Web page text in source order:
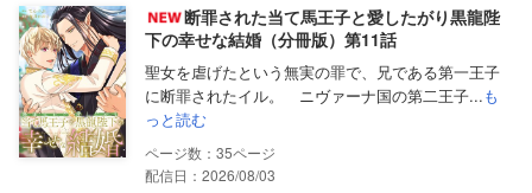
断罪された当て馬王子と愛したがり黒龍陛
下の幸せな結婚（分冊版）第11話
聖女を虐げたという無実の罪で、兄である第一王子
に断罪されたイル。 ニヴァーナ国の第二王子...も
っと読む
35
配信日：2026/08/03